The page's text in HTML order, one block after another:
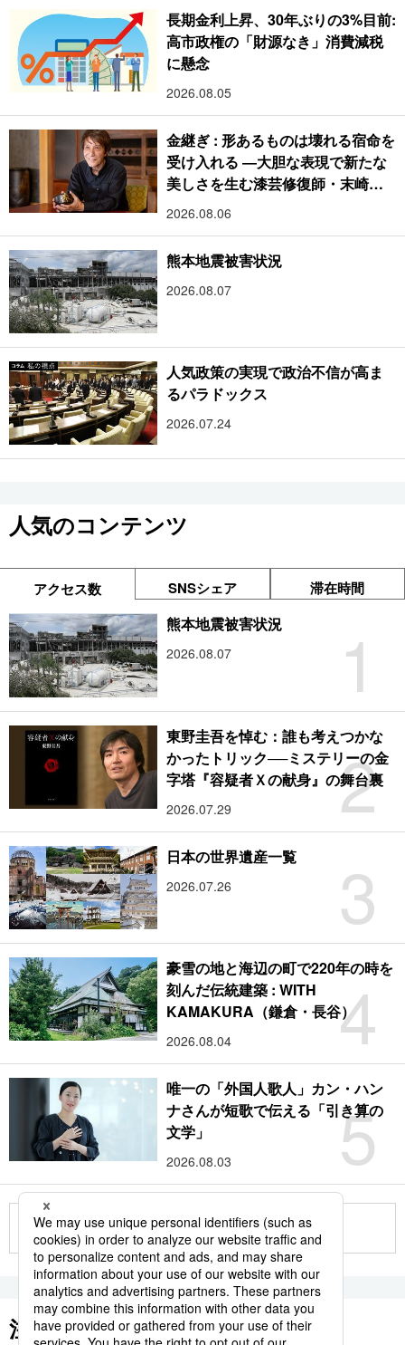
長期金利上昇、30年ぶりの3%目前:
高市政権の「財源なき」消費減税
に懸念
2026.08.05
金継ぎ : 形あるものは壊れる宿命を
受け入れる ―大胆な表現で新たな
美しさを生む漆芸修復師・末崎広
樹
2026.08.06
熊本地震被害状況
2026.08.07
人気政策の実現で政治不信が高ま
るパラドックス
2026.07.24
人気のコンテンツ
アクセス数 SNSシェア 滞在時間
1
熊本地震被害状況
2026.08.07
2
東野圭吾を悼む：誰も考えつかな
かったトリック──ミステリーの金
字塔『容疑者Ｘの献身』の舞台裏
2026.07.29
3
日本の世界遺産一覧
2026.07.26
4
豪雪の地と海辺の町で220年の時を
刻んだ伝統建築 : WITH
KAMAKURA（鎌倉・長谷）
2026.08.04
5
唯一の「外国人歌人」カン・ハン
ナさんが短歌で伝える「引き算の
文学」
2026.08.03
もっと見る
注目のキーワード